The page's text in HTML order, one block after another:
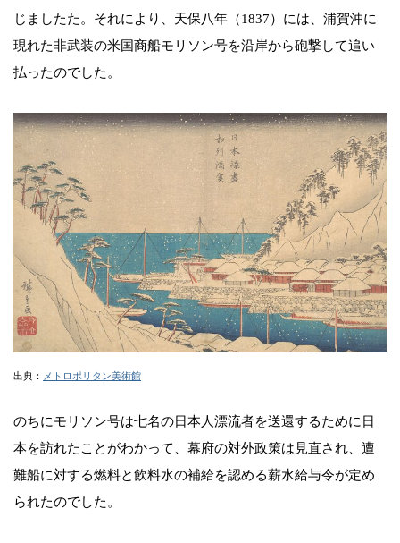
じましたた。それにより、天保八年（1837）には、浦賀沖に
現れた非武装の米国商船モリソン号を沿岸から砲撃して追い
払ったのでした。
出典： メトロポリタン美術館
のちにモリソン号は七名の日本人漂流者を送還するために日
本を訪れたことがわかって、幕府の対外政策は見直され、遭
難船に対する燃料と飲料水の補給を認める薪水給与令が定め
られたのでした。